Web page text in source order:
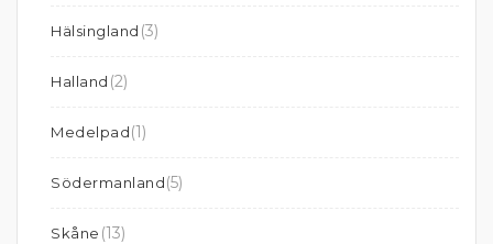
Hälsingland (3)
Halland (2)
Medelpad(1)
Södermanland(5)
Skåne (13)